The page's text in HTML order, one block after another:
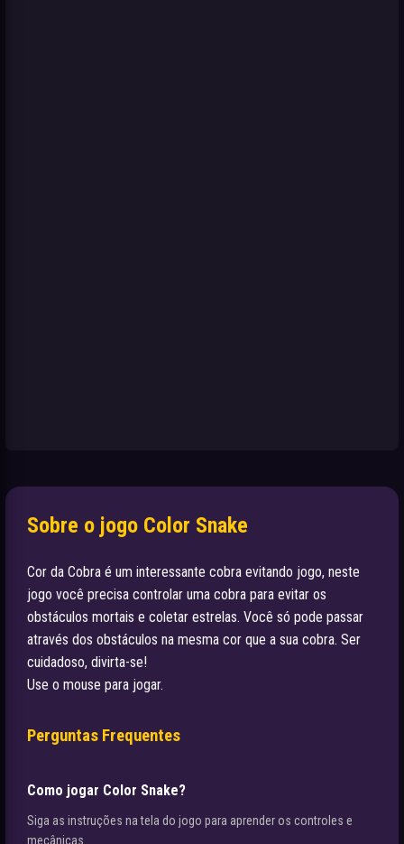
Sobre o jogo Color Snake
Cor da Cobra é um interessante cobra evitando jogo, neste
jogo você precisa controlar uma cobra para evitar os
obstáculos mortais e coletar estrelas. Você só pode passar
através dos obstáculos na mesma cor que a sua cobra. Ser
cuidadoso, divirta-se!
Use o mouse para jogar.
Perguntas Frequentes
Como jogar Color Snake?
Siga as instruções na tela do jogo para aprender os controles e
mecânicas.